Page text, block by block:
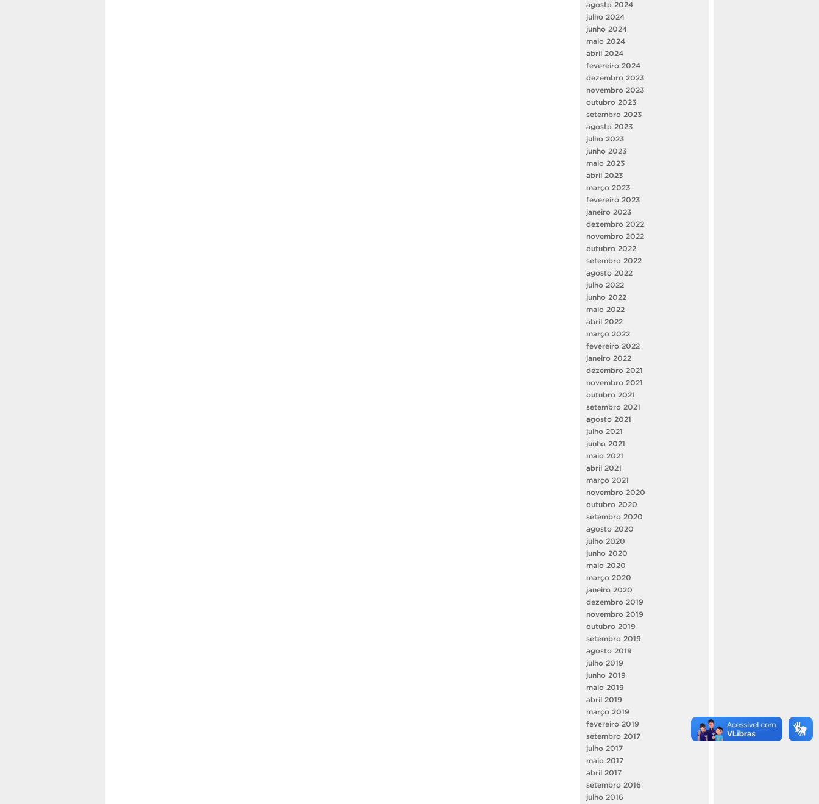
agosto 2024
julho 2024
junho 2024
maio 2024
abril 2024
fevereiro 2024
dezembro 2023
novembro 2023
outubro 2023
setembro 2023
agosto 2023
julho 2023
junho 2023
maio 2023
abril 2023
março 2023
fevereiro 2023
janeiro 2023
dezembro 2022
novembro 2022
outubro 2022
setembro 2022
agosto 2022
julho 2022
junho 2022
maio 2022
abril 2022
março 2022
fevereiro 2022
janeiro 2022
dezembro 2021
novembro 2021
outubro 2021
setembro 2021
agosto 2021
julho 2021
junho 2021
maio 2021
abril 2021
março 2021
novembro 2020
outubro 2020
setembro 2020
agosto 2020
julho 2020
junho 2020
maio 2020
março 2020
janeiro 2020
dezembro 2019
novembro 2019
outubro 2019
setembro 2019
agosto 2019
julho 2019
junho 2019
maio 2019
abril 2019
março 2019
fevereiro 2019
setembro 2017
julho 2017
maio 2017
abril 2017
setembro 2016
julho 2016